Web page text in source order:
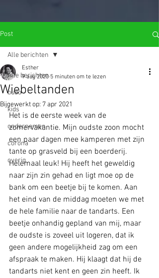
Post
Alle berichten
budo
kids
ondernemen
corona
overig
Alle berichten
Wiebeltanden
Esther
9 aug 2020 5 minuten om te lezen
Bijgewerkt op: 7 apr 2021
Het is de eerste week van de
zomervakantie. Mijn oudste zoon mocht
een paar dagen mee kamperen met zijn
tante op grasveld bij een boerderij.
Helemaal leuk! Hij heeft het geweldig
naar zijn zin gehad en ligt moe op de
bank om een beetje bij te komen. Aan
het eind van de middag moeten we met
de hele familie naar de tandarts. Een
beetje onhandig gepland van mij, maar
de oudste is zoveel uit logeren, dat ik
geen andere mogelijkheid zag om een
afspraak te maken. Hij klaagt dat hij de
tandarts niet kent en geen zin heeft. Ik